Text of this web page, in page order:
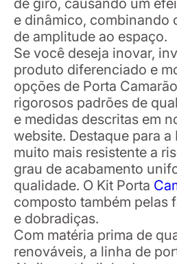
de giro, causando um
e dinâmico, combinando
de amplitude ao espaço.
Se você deseja inovar,
produto diferenciado e
opções de Porta
rigorosos padrões de
e medidas descritas em
website. Destaque para a
muito mais resistente a
grau de acabamento
qualidade. O Kit Porta
composto também pelas
e dobradiças.
Com matéria prima de
renováveis, a linha de